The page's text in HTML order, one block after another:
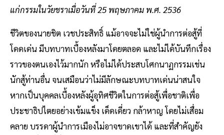
แก่กรรมในวัยชราเมื่อวันที่ 25 พฤษภาคม พ.ศ. 2536
ชีวิตของนายชิต เวชประสิทธิ์ แม้อาจจะไม่ใช่ผู้นำการต่อสู้ที่
โดดเด่น มีบทบาทเบื้องหลังมาโดยตลอด และไม่ได้บันทึกเรื่อง
ราวของตนเองไว้มากนัก หรือไม่ได้ประสบโศกนาฏกรรมเช่น
นักสู้ท่านอื่น จนเสมือนว่าไม่มีลักษณะบทบาทเด่นน่าสนใจ
หากเป็นบุคคลเบื้องหลังผู้อุทิศชีวิตในการต่อสู้เพื่อชาติเพื่อ
ประชาธิปไตยอย่างเข้มแข็ง เด็ดเดี่ยว กล้าหาญ โดยไม่เสื่อม
คลาย บรรดาผู้นำการเมืองไม่อาจขาดเขาได้ และที่สำคัญยัง